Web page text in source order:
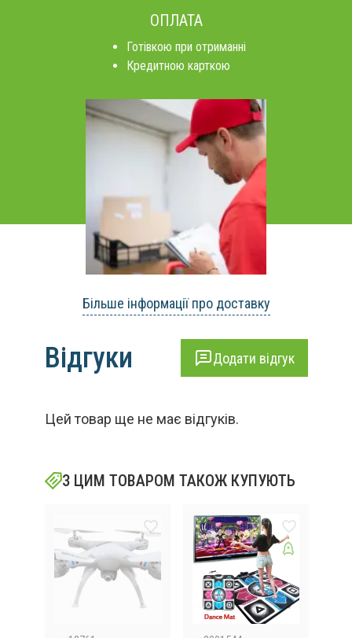
ОПЛАТА
Готівкою при отриманні
Кредитною карткою
Більше інформації про доставку
Відгуки Додати відгук
Цей товар ще не має відгуків.
З ЦИМ ТОВАРОМ ТАКОЖ КУПУЮТЬ